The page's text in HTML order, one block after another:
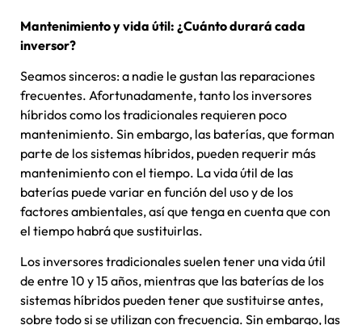
Mantenimiento y vida útil: ¿Cuánto durará cada
inversor?
Seamos sinceros: a nadie le gustan las reparaciones
frecuentes. Afortunadamente, tanto los inversores
híbridos como los tradicionales requieren poco
mantenimiento. Sin embargo, las baterías, que forman
parte de los sistemas híbridos, pueden requerir más
mantenimiento con el tiempo. La vida útil de las
baterías puede variar en función del uso y de los
factores ambientales, así que tenga en cuenta que con
el tiempo habrá que sustituirlas.
Los inversores tradicionales suelen tener una vida útil
de entre 10 y 15 años, mientras que las baterías de los
sistemas híbridos pueden tener que sustituirse antes,
sobre todo si se utilizan con frecuencia. Sin embargo, las